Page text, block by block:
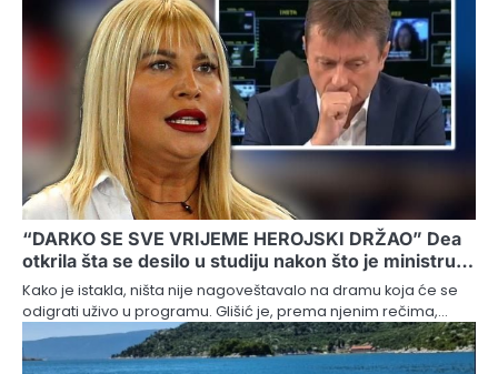
“DARKO SE SVE VRIJEME HEROJSKI DRŽAO” Dea
otkrila šta se desilo u studiju nakon što je ministru…
Kako je istakla, ništa nije nagoveštavalo na dramu koja će se
odigrati uživo u programu. Glišić je, prema njenim rečima,…